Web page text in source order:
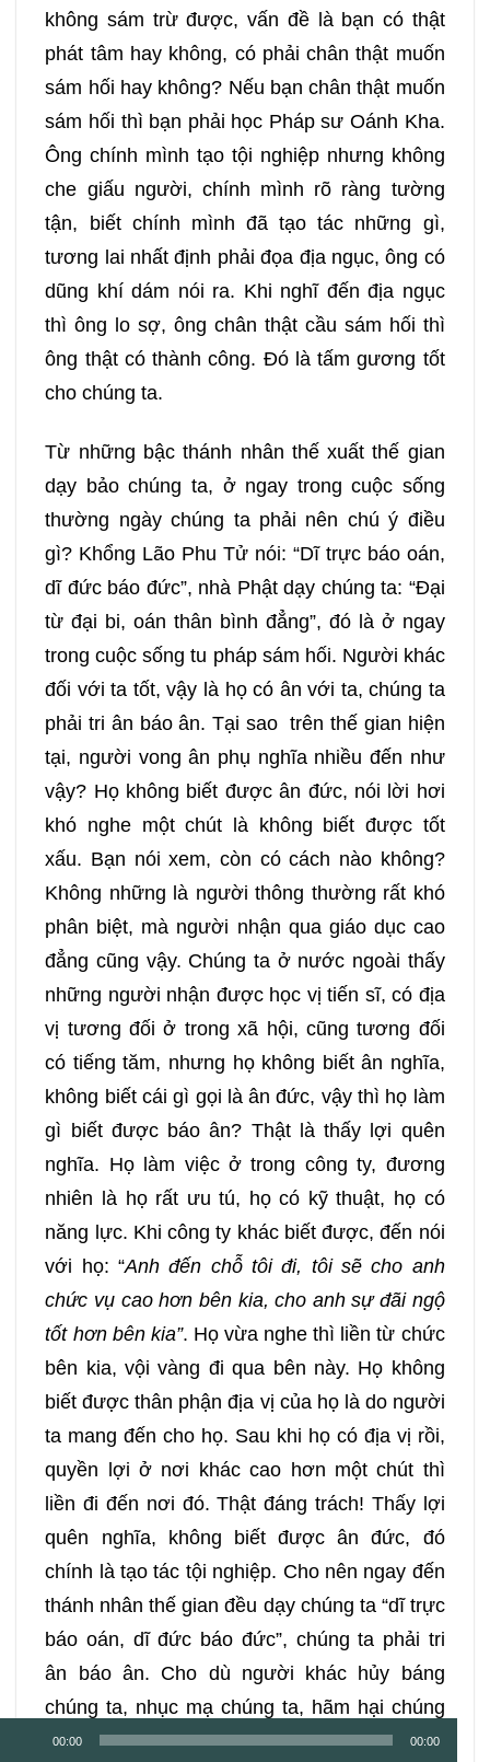
00:00 00:00
không sám trừ được, vấn đề là bạn có thật
phát tâm hay không, có phải chân thật muốn
sám hối hay không? Nếu bạn chân thật muốn
sám hối thì bạn phải học Pháp sư Oánh Kha.
Ông chính mình tạo tội nghiệp nhưng không
che giấu người, chính mình rõ ràng tường
tận, biết chính mình đã tạo tác những gì,
tương lai nhất định phải đọa địa ngục, ông có
dũng khí dám nói ra. Khi nghĩ đến địa ngục
thì ông lo sợ, ông chân thật cầu sám hối thì
ông thật có thành công. Đó là tấm gương tốt
cho chúng ta.
Từ những bậc thánh nhân thế xuất thế gian
dạy bảo chúng ta, ở ngay trong cuộc sống
thường ngày chúng ta phải nên chú ý điều
gì? Khổng Lão Phu Tử nói: “Dĩ trực báo oán,
dĩ đức báo đức”, nhà Phật dạy chúng ta: “Đại
từ đại bi, oán thân bình đẳng”, đó là ở ngay
trong cuộc sống tu pháp sám hối. Người khác
đối với ta tốt, vậy là họ có ân với ta, chúng ta
phải tri ân báo ân. Tại sao trên thế gian hiện
tại, người vong ân phụ nghĩa nhiều đến như
vậy? Họ không biết được ân đức, nói lời hơi
khó nghe một chút là không biết được tốt
xấu. Bạn nói xem, còn có cách nào không?
Không những là người thông thường rất khó
phân biệt, mà người nhận qua giáo dục cao
đẳng cũng vậy. Chúng ta ở nước ngoài thấy
những người nhận được học vị tiến sĩ, có địa
vị tương đối ở trong xã hội, cũng tương đối
có tiếng tăm, nhưng họ không biết ân nghĩa,
không biết cái gì gọi là ân đức, vậy thì họ làm
gì biết được báo ân? Thật là thấy lợi quên
nghĩa. Họ làm việc ở trong công ty, đương
nhiên là họ rất ưu tú, họ có kỹ thuật, họ có
năng lực. Khi công ty khác biết được, đến nói
với họ: “Anh đến chỗ tôi đi, tôi sẽ cho anh
chức vụ cao hơn bên kia, cho anh sự đãi ngộ
tốt hơn bên kia”. Họ vừa nghe thì liền từ chức
bên kia, vội vàng đi qua bên này. Họ không
biết được thân phận địa vị của họ là do người
ta mang đến cho họ. Sau khi họ có địa vị rồi,
quyền lợi ở nơi khác cao hơn một chút thì
liền đi đến nơi đó. Thật đáng trách! Thấy lợi
quên nghĩa, không biết được ân đức, đó
chính là tạo tác tội nghiệp. Cho nên ngay đến
thánh nhân thế gian đều dạy chúng ta “dĩ trực
báo oán, dĩ đức báo đức”, chúng ta phải tri
ân báo ân. Cho dù người khác hủy báng
chúng ta, nhục mạ chúng ta, hãm hại chúng
ta, chúng ta cũng dùng tâm thanh tịnh đối đãi